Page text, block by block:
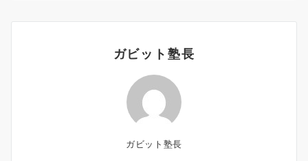
ガビット塾長
ガビット塾長